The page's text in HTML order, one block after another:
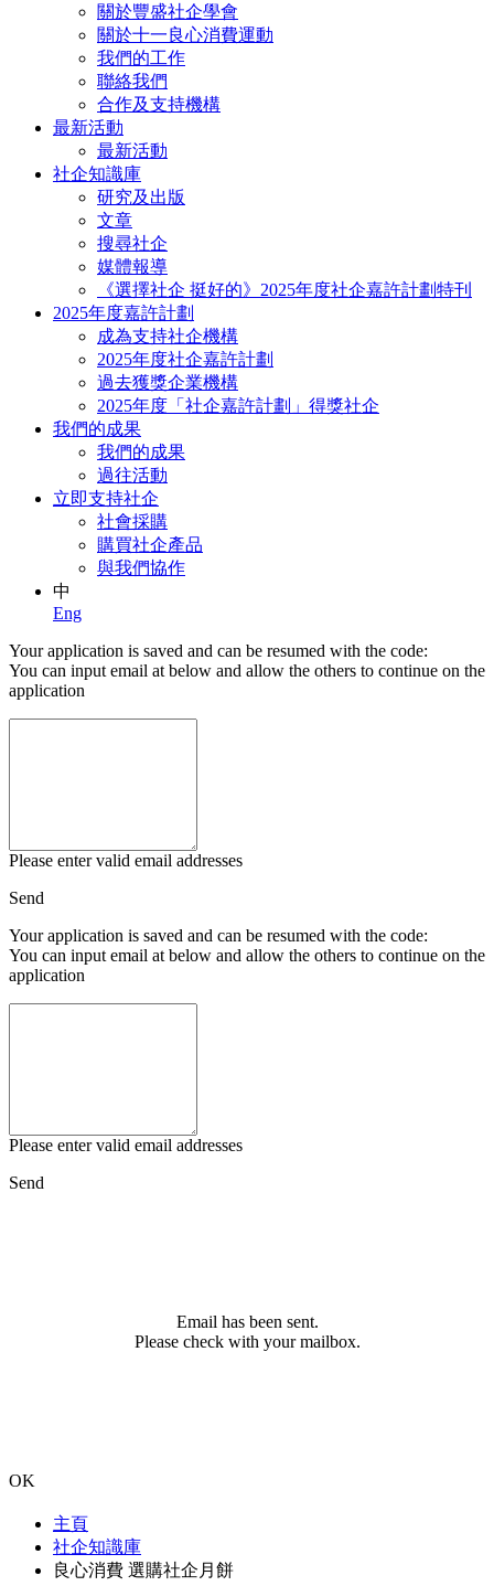
關於豐盛社企學會
關於十一良心消費運動
我們的工作
聯絡我們
合作及支持機構
最新活動
最新活動
社企知識庫
研究及出版
文章
搜尋社企
媒體報導
《選擇社企 挺好的》2025年度社企嘉許計劃特刊
2025年度嘉許計劃
成為支持社企機構
2025年度社企嘉許計劃
過去獲獎企業機構
2025年度「社企嘉許計劃」得獎社企
我們的成果
我們的成果
過往活動
立即支持社企
社會採購
購買社企產品
與我們協作
中
Eng
Your application is saved and can be resumed with the code:
You can input email at below and allow the others to continue on the
application
Please enter valid email addresses
Send
Your application is saved and can be resumed with the code:
You can input email at below and allow the others to continue on the
application
Please enter valid email addresses
Send
Email has been sent.
Please check with your mailbox.
OK
主頁
社企知識庫
良心消費 選購社企月餅